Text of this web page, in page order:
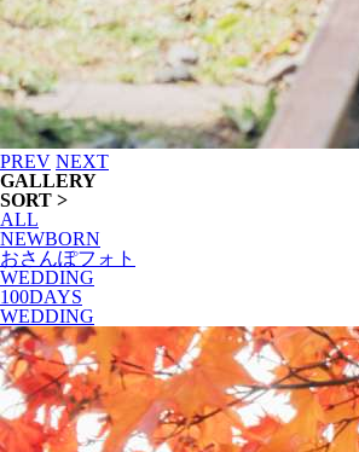
PREV NEXT
GALLERY
SORT >
ALL
NEWBORN
おさんぽフォト
WEDDING
100DAYS
WEDDING